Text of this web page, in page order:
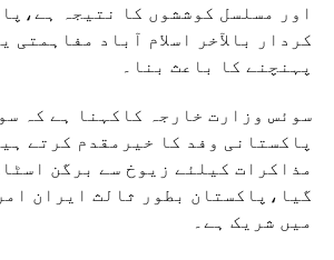
اور مسلسل کوششوں کا نتیجہ
کردار بالآخر اسلام آباد مفاہمتی
پہنچنے کا باعث بنا۔
سوئس وزارت خارجہ کاکہنا ہے کہ
پاکستانی وفد کا خیرمقدم کرتے
مذاکرات کیلئے زیوخ سے برگن
گیا،پاکستان بطور ثالث ایران
میں شریک ہے۔